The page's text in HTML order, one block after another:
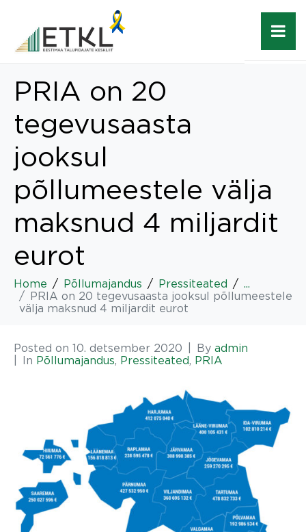
PRIA on 20
tegevusaasta
jooksul
põllumeestele välja
maksnud 4 miljardit
eurot
Home Põllumajandus Pressiteated
...
PRIA on 20 tegevusaasta jooksul põllumeestele
välja maksnud 4 miljardit eurot
Posted on 10. detsember 2020 By admin
In Põllumajandus, Pressiteated, PRIA